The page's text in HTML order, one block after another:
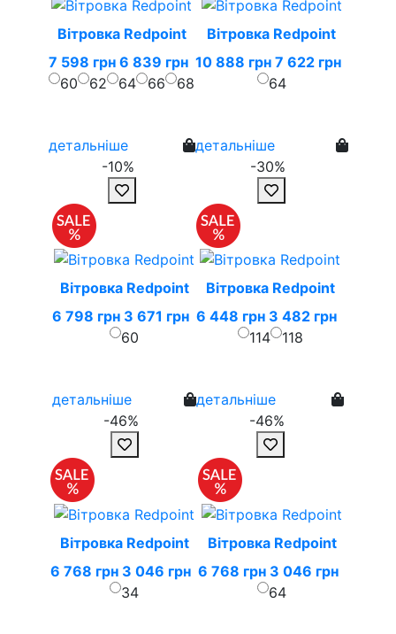
Вітровка Redpoint
7 598 грн 6 839 грн
60
62 64 66 68
детальніше
-10%
Вітровка Redpoint
10 888 грн 7 622 грн
64
детальніше
-30%
Вітровка Redpoint
6 798 грн 3 671 грн
60
детальніше
-46%
Вітровка Redpoint
6 448 грн 3 482 грн
114
118
детальніше
-46%
Вітровка Redpoint
6 768 грн 3 046 грн
34
Вітровка Redpoint
6 768 грн 3 046 грн
64